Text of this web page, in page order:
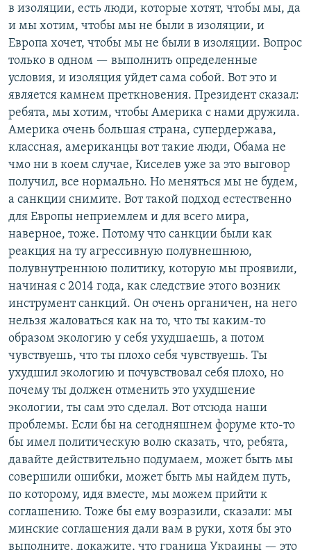
в изоляции, есть люди, которые хотят, чтобы мы, да
и мы хотим, чтобы мы не были в изоляции, и
Европа хочет, чтобы мы не были в изоляции. Вопрос
только в одном — выполнить определенные
условия, и изоляция уйдет сама собой. Вот это и
является камнем преткновения. Президент сказал:
ребята, мы хотим, чтобы Америка с нами дружила.
Америка очень большая страна, супердержава,
классная, американцы вот такие люди, Обама не
чмо ни в коем случае, Киселев уже за это выговор
получил, все нормально. Но меняться мы не будем,
а санкции снимите. Вот такой подход естественно
для Европы неприемлем и для всего мира,
наверное, тоже. Потому что санкции были как
реакция на ту агрессивную полувнешнюю,
полувнутреннюю политику, которую мы проявили,
начиная с 2014 года, как следствие этого возник
инструмент санкций. Он очень органичен, на него
нельзя жаловаться как на то, что ты каким-то
образом экологию у себя ухудшаешь, а потом
чувствуешь, что ты плохо себя чувствуешь. Ты
ухудшил экологию и почувствовал себя плохо, но
почему ты должен отменить это ухудшение
экологии, ты сам это сделал. Вот отсюда наши
проблемы. Если бы на сегодняшнем форуме кто-то
бы имел политическую волю сказать, что, ребята,
давайте действительно подумаем, может быть мы
совершили ошибки, может быть мы найдем путь,
по которому, идя вместе, мы можем прийти к
соглашению. Тоже бы ему возразили, сказали: мы
минские соглашения дали вам в руки, хотя бы это
выполните, докажите, что граница Украины — это